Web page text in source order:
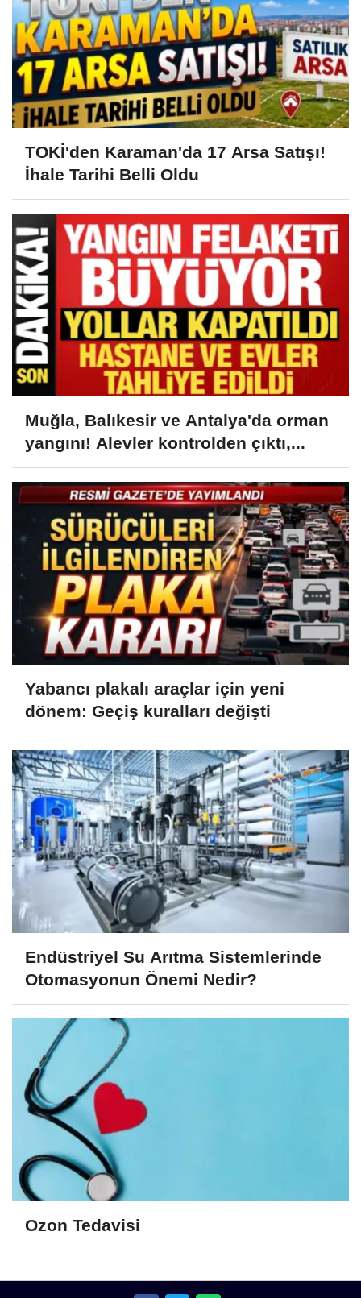
TOKİ'den Karaman'da 17 Arsa Satışı!
İhale Tarihi Belli Oldu
Muğla, Balıkesir ve Antalya'da orman
yangını! Alevler kontrolden çıktı,...
Yabancı plakalı araçlar için yeni
dönem: Geçiş kuralları değişti
Endüstriyel Su Arıtma Sistemlerinde
Otomasyonun Önemi Nedir?
Ozon Tedavisi